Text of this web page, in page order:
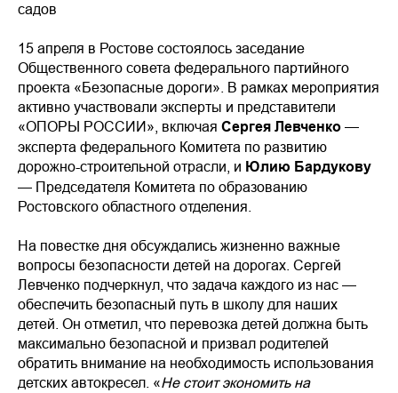
садов
15 апреля в Ростове состоялось заседание
Общественного совета федерального партийного
проекта «Безопасные дороги». В рамках мероприятия
активно участвовали эксперты и представители
«ОПОРЫ РОССИИ», включая Сергея Левченко —
эксперта федерального Комитета по развитию
дорожно-строительной отрасли, и Юлию Бардукову
— Председателя Комитета по образованию
Ростовского областного отделения.
На повестке дня обсуждались жизненно важные
вопросы безопасности детей на дорогах. Сергей
Левченко подчеркнул, что задача каждого из нас —
обеспечить безопасный путь в школу для наших
детей. Он отметил, что перевозка детей должна быть
максимально безопасной и призвал родителей
обратить внимание на необходимость использования
детских автокресел. «Не стоит экономить на